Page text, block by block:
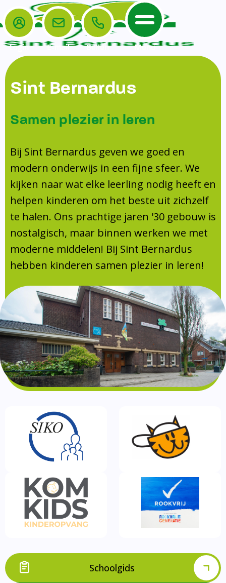
Home
De School
Veiligheidsplan
Onderwijs
Leerlingenraad
Leerlingenzorg
Doorstroomtoets
Jeugdprofessional op school
Centrum Jeugd en Gezin
Schoollogopedie
schoolondersteuningsprofiel
Schooltijden
Absentie
Vakanties
Aanmelden
Schoolgids
Gezonde school
Kinderopvang
BSO
Routebeschrijving
Privacy
Het Team
Ouders
Ouders
Tussenschoolse opvang
Activiteitencommissie (AC)
Medezeggenschapsraad (MR)
Formulieren
Klachtenregeling
Contact
Login E-mail Bellen Menu
Sint Bernardus
Samen plezier in leren
Bij Sint Bernardus geven we goed en
modern onderwijs in een fijne sfeer. We
kijken naar wat elke leerling nodig heeft en
helpen kinderen om het beste uit zichzelf
te halen. Ons prachtige jaren '30 gebouw is
nostalgisch, maar binnen werken we met
moderne middelen! Bij Sint Bernardus
hebben kinderen samen plezier in leren!
Schoolgids